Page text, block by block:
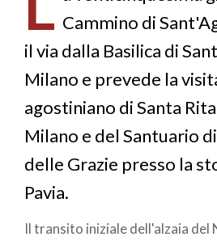
Cammino di
il via dalla Basilica di
Milano e prevede la
agostiniano di Santa
Milano e del Santuario
delle Grazie presso la
Pavia.
Il transito iniziale dell'alzaia del